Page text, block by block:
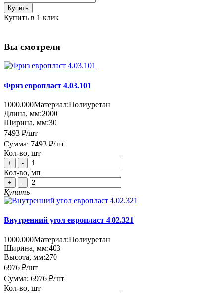
Купить
Купить в 1 клик
Вы смотрели
Фриз европласт 4.03.101
1000.000Материал:Полиуретан
Длина, мм:2000
Ширина, мм:30
7493 ₽/шт
Сумма: 7493 ₽/шт
Кол-во, шт
+ -
Кол-во, мп
+ -
Купить
Внутренний угол европласт 4.02.321
1000.000Материал:Полиуретан
Ширина, мм:403
Высота, мм:270
6976 ₽/шт
Сумма: 6976 ₽/шт
Кол-во, шт